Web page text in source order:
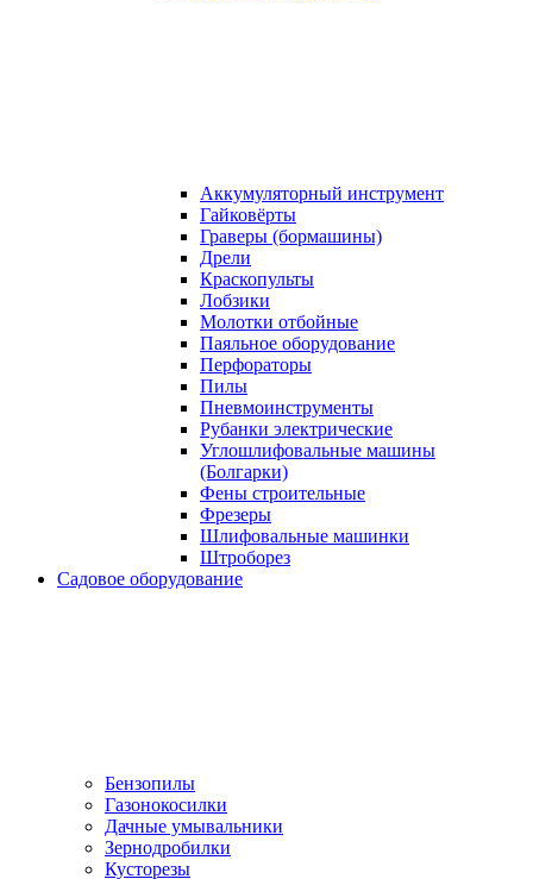
Аккумуляторный инструмент
Гайковёрты
Граверы (бормашины)
Дрели
Краскопульты
Лобзики
Молотки отбойные
Паяльное оборудование
Перфораторы
Пилы
Пневмоинструменты
Рубанки электрические
Углошлифовальные машины
(Болгарки)
Фены строительные
Фрезеры
Шлифовальные машинки
Штроборез
Садовое оборудование
Бензопилы
Газонокосилки
Дачные умывальники
Зернодробилки
Кусторезы